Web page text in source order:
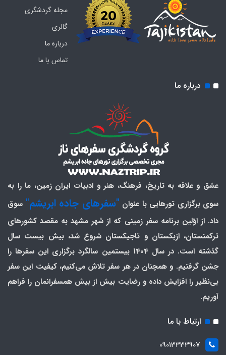
مجله گردشگری
گالری
درباره ما
تماس با ما
درباره ما
عشق و علاقه به تاریخ، فرهنگ، هنر و ادبیات ایران زمین، ما را به
سوی برگزاری تورهایی با عنوان "سفرهای جاده ابریشم" سوق
داد. از اوّلین برنامه سفر زمینی که از شهر مشهد به مقصد کشورهای
ترکمنستان، ازبکستان و تاجیکستان شروع شد، بیش بیست سال
گذشته است. در سال 1404 بیستمین سالگرد برگزاری این سفرها را
جشن گرفتیم. و همچنان در هر سفر تلاش می‌کنیم، کیفیت این سفر
بی‌نظیر را افزایش داده و رضایت بیش از بیش همسفرانمان را فراهم
آوریم.
ارتباط با ما
09013333907